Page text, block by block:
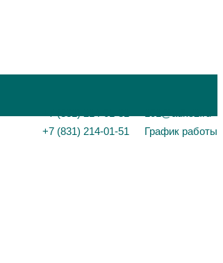
+7 (831) 214-01-51
График работы